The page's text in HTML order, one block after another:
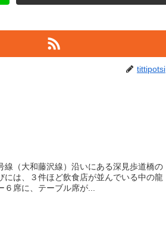
tittipotsi
（大和藤沢線）沿いにある深見歩道橋の
は、３件ほど飲食店が並んでいる中の龍
席に、テーブル席が...